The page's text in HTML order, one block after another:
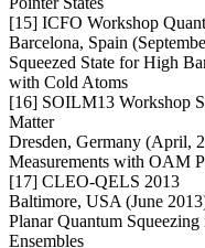
[15] ICFO Workshop
Barcelona, Spain
Squeezed State for High
with Cold Atoms
[16] SOILM13 Workshop
Matter
Dresden, Germany (April,
Measurements with OAM
[17] CLEO-QELS 2013
Baltimore, USA (June
Planar Quantum
Ensembles